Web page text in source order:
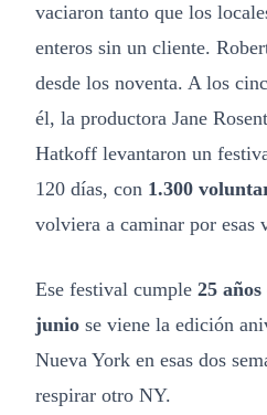
vaciaron tanto que los
enteros sin un cliente.
desde los noventa. A los
él, la productora Jane
Hatkoff levantaron un
120 días, con 1.300
volviera a caminar por esas
Ese festival cumple 25 años
junio se viene la edición
Nueva York en esas dos
respirar otro NY.